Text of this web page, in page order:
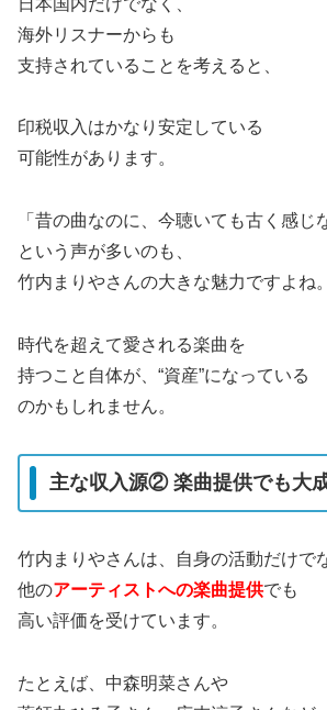
海外リスナーからも
支持されていることを考えると、
印税収入はかなり安定している
可能性があります。
「昔の曲なのに、今聴いても古く感じ
という声が多いのも、
竹内まりやさんの大きな魅力ですよね。
時代を超えて愛される楽曲を
持つこと自体が、“資産”になっている
のかもしれません。
主な収入源② 楽曲提供でも大
竹内まりやさんは、自身の活動だけで
他のアーティストへの楽曲提供でも
高い評価を受けています。
たとえば、 中森明菜さんや